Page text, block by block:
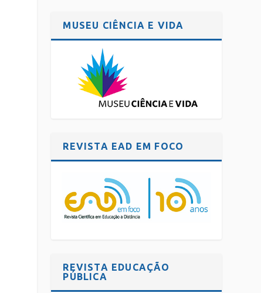
MUSEU CIÊNCIA E VIDA
REVISTA EAD EM FOCO
REVISTA EDUCAÇÃO
PÚBLICA